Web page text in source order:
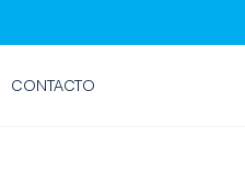
CONTACTO